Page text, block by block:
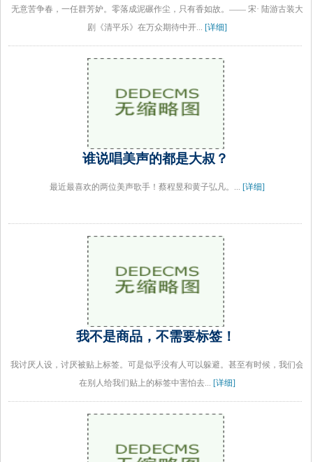
无意苦争春，一任群芳妒。零落成泥碾作尘，只有香如故。—— 宋· 陆游古装大
剧《清平乐》在万众期待中开... [详细]
谁说唱美声的都是大叔？
最近最喜欢的两位美声歌手！蔡程昱和黄子弘凡。... [详细]
我不是商品，不需要标签！
我讨厌人设，讨厌被贴上标签。可是似乎没有人可以躲避。甚至有时候，我们会
在别人给我们贴上的标签中害怕去... [详细]